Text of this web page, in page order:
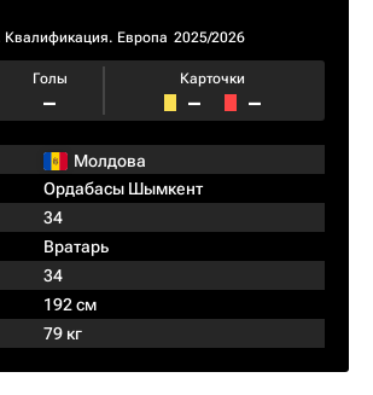
Европа 2025/2026
Голы
–
Карточки
– –
Молдова
Ордабасы Шымкент
34
Вратарь
34
192 см
79 кг